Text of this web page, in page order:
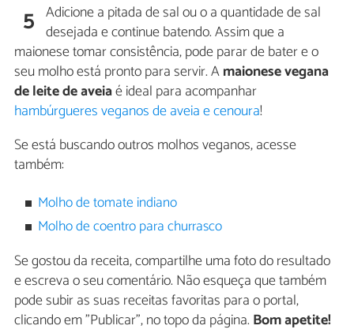
5 Adicione a pitada de sal ou o a quantidade de sal
desejada e continue batendo. Assim que a
maionese tomar consistência, pode parar de bater e o
seu molho está pronto para servir. Amaionese vegana
de leite de aveiaé ideal para acompanhar
hambúrgueres veganos de aveia e cenoura!
Se está buscando outros molhos veganos, acesse
também:
Molho de tomate indiano
Molho de coentro para churrasco
Se gostou da receita, compartilhe uma foto do resultado
e escreva o seu comentário. Não esqueça que também
pode subir as suas receitas favoritas para o portal,
clicando em "Publicar", no topo da página. Bom apetite!